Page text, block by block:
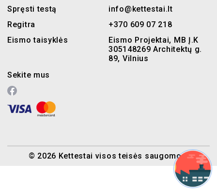
Spręsti testą
Regitra
Eismo taisyklės
Sekite mus
info@kettestai.lt
+370 609 07 218
Eismo Projektai, MB Į.K
305148269 Architektų g.
89, Vilnius
© 2026 Kettestai visos teisės saugomos.